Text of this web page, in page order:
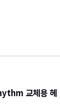
교체용 헤